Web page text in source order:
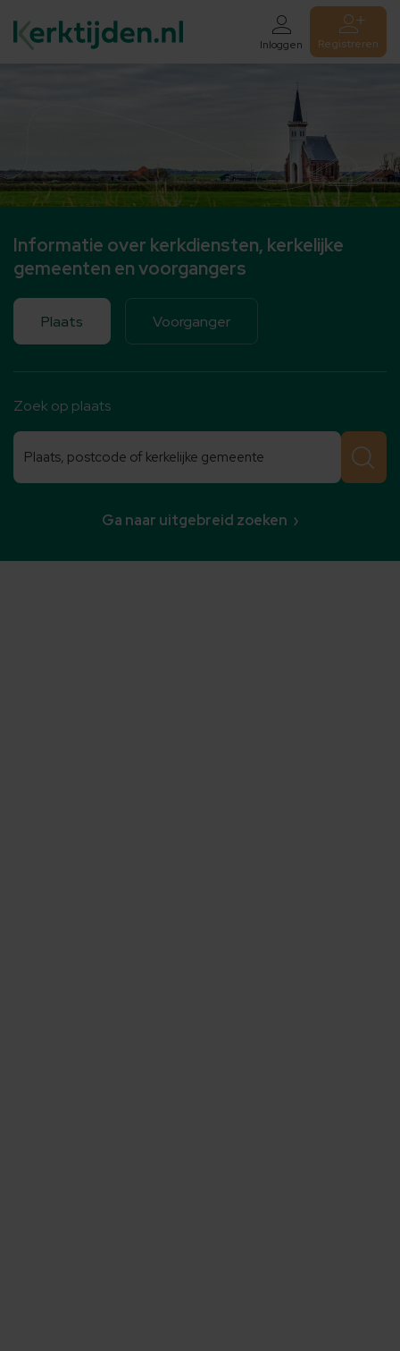
Inloggen Registreren
Informatie over kerkdiensten, kerkelijke
gemeenten en voorgangers
Plaats Voorganger
Zoek op plaats
Ga naar uitgebreid zoeken